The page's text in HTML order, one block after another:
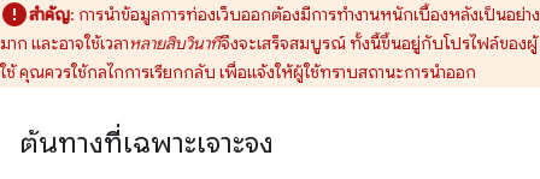
สำคัญ: การนำข้อมูลการท่องเว็บออกต้องมีการทำงานหนักเบื้องหลังเป็นอย่าง
มาก และอาจใช้เวลาหลายสิบวินาทีจึงจะเสร็จสมบูรณ์ ทั้งนี้ขึ้นอยู่กับโปรไฟล์ของผู้
ใช้ คุณควรใช้กลไกการเรียกกลับ เพื่อแจ้งให้ผู้ใช้ทราบสถานะการนำออก
ต้นทางที่เฉพาะเจาะจง